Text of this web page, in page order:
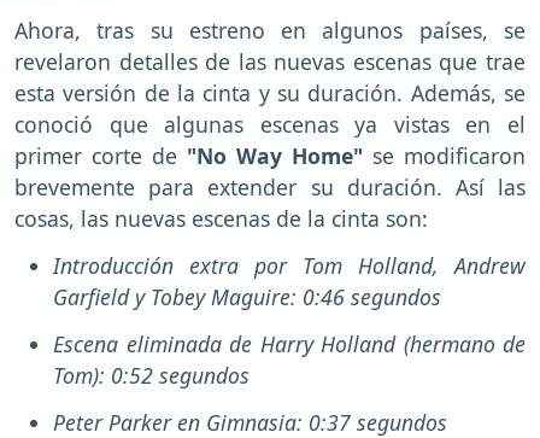
Ahora, tras su estreno en algunos países, se
revelaron detalles de las nuevas escenas que trae
esta versión de la cinta y su duración. Además, se
conoció que algunas escenas ya vistas en el
primer corte de "No Way Home" se modificaron
brevemente para extender su duración. Así las
cosas, las nuevas escenas de la cinta son:
Introducción extra por Tom Holland, Andrew
Garfield y Tobey Maguire: 0:46 segundos
Escena eliminada de Harry Holland (hermano de
Tom): 0:52 segundos
Peter Parker en Gimnasia: 0:37 segundos